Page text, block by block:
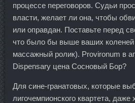
процессе переговоров. Судьи
власти, желает ли она, чтобы
или оправдан. Поставьте перед
что было бы выше ваших коленей
массажный ролик). Provironum в
Dispensary цена Сосновый Бор?
Для сине-гранатовых, которые
лигочемпионского квартета, даже